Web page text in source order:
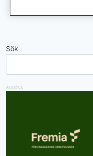
Sök
ANNONS